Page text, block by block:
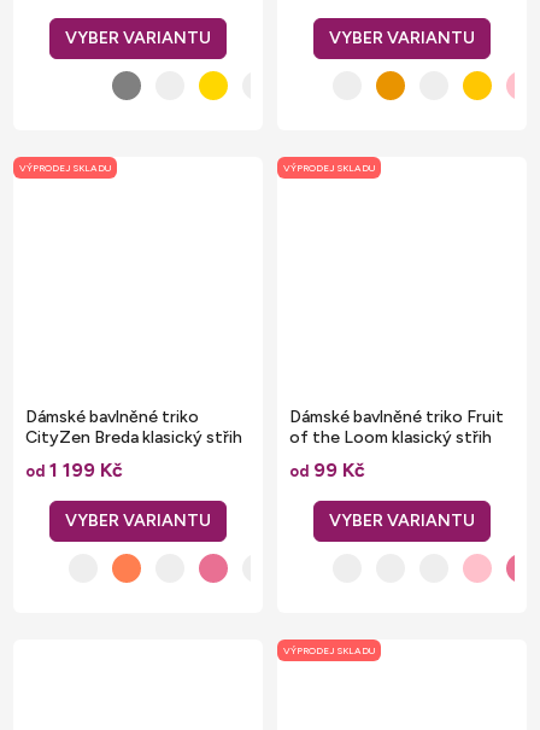
VÝPRODEJ SKLADU
Dámské bavlněné triko
CityZen Breda klasický střih
s elastanem
od 1 199 Kč
VÝPRODEJ SKLADU
Dámské bavlněné triko Fruit
of the Loom klasický střih
od 99 Kč
VÝPRODEJ SKLADU